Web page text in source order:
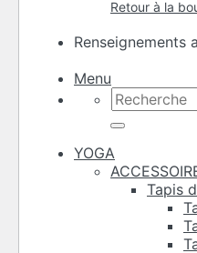
Retour à la
Renseignements
Menu
Recherche
pour :
YOGA
Tapis